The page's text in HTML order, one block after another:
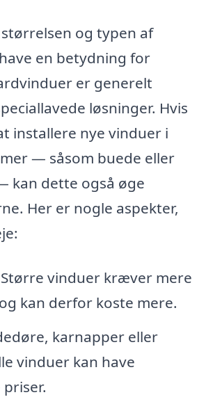
og typen af
en betydning for
er generelt
løsninger. Hvis
installere nye vinduer i
— såsom buede eller
kan dette også øge
Her er nogle aspekter,
Større vinduer kræver mere
kan derfor koste mere.
karnapper eller
vinduer kan have